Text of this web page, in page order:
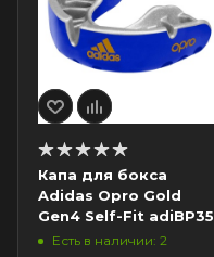
Капа для бокса
Adidas Opro Gold
Gen4 Self-Fit adiBP35
Есть в наличии: 2